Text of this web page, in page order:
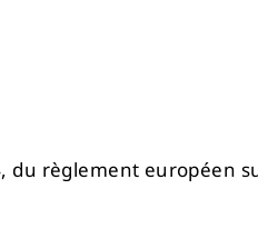
règlement européen